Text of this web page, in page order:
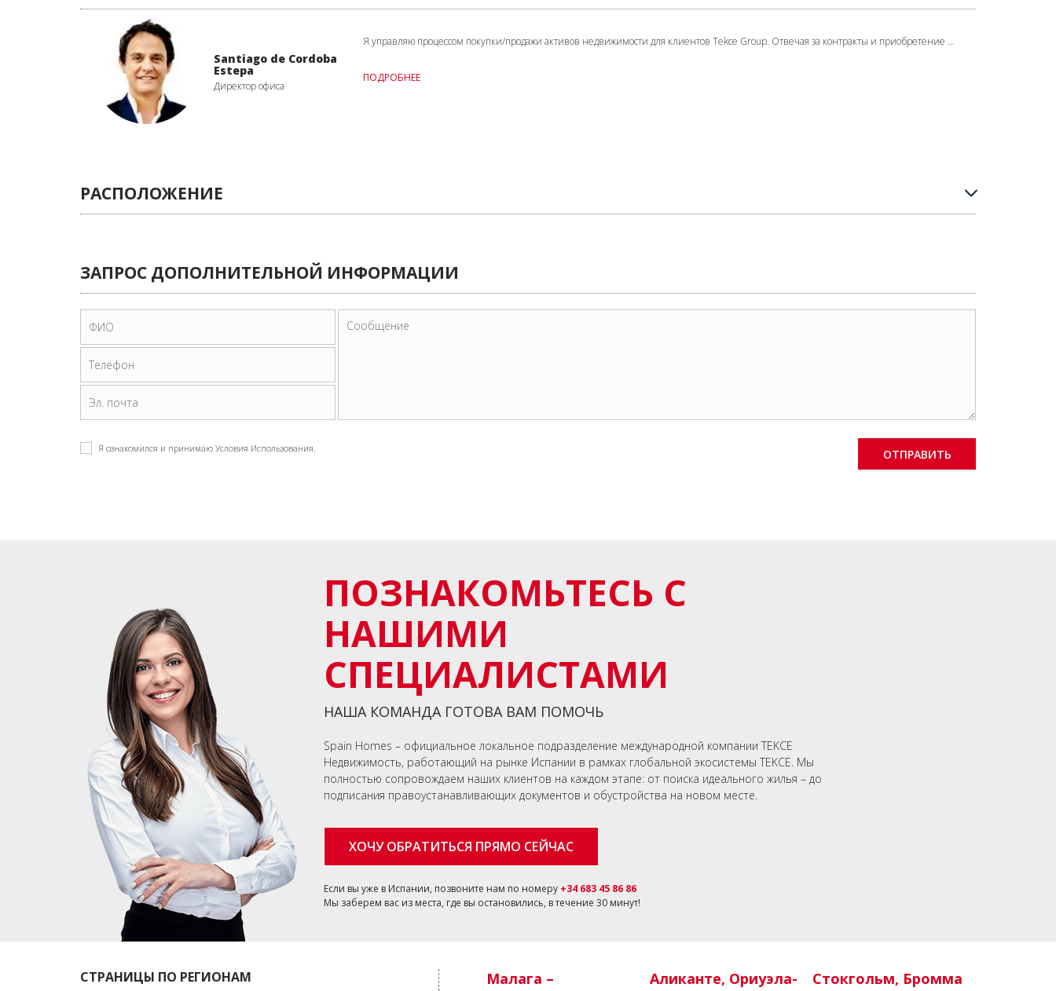
Santiago de Cordoba
Estepa
Директор офиса
Я управляю процессом покупки/продажи активов недвижимости для клиентов Tekce Group. Отвечая за контракты и приобретение ...
ПОДРОБНЕЕ
РАСПОЛОЖЕНИЕ
ЗАПРОС ДОПОЛНИТЕЛЬНОЙ ИНФОРМАЦИИ
Я ознакомился и принимаю Условия Использования.
ПОЗНАКОМЬТЕСЬ С
НАШИМИ
СПЕЦИАЛИСТАМИ
НАША КОМАНДА ГОТОВА ВАМ ПОМОЧЬ
Spain Homes – официальное локальное подразделение международной компании TEKCE
Недвижимость, работающий на рынке Испании в рамках глобальной экосистемы TEKCE. Мы
полностью сопровождаем наших клиентов на каждом этапе: от поиска идеального жилья – до
подписания правоустанавливающих документов и обустройства на новом месте.
ХОЧУ ОБРАТИТЬСЯ ПРЯМО СЕЙЧАС
Если вы уже в Испании, позвоните нам по номеру +34 683 45 86 86
Мы заберем вас из места, где вы остановились, в течение 30 минут!
СТРАНИЦЫ ПО РЕГИОНАМ
Малага –
Аликанте, Ориуэла-
Стокгольм, Бромма